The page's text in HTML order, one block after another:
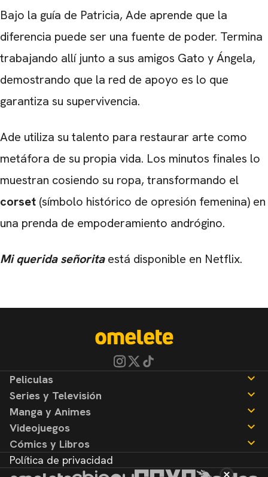
Bajo la guía de Patricia, Ade aprende que la
diferencia puede ser una fuente de poder. Termina
trabajando allí junto a sus amigos Gato y Ángela,
demostrando que la red de apoyo es lo que
garantiza su supervivencia.
Ade utiliza su talento para restaurar arte como
metáfora de su propia vida. Los minutos finales lo
muestran cosiendo su ropa, transformando el
corset (símbolo histórico de opresión femenina) en
una prenda de empoderamiento andrógino.
Mi querida señoritaestá disponible en Netflix.
Peliculas
Noticias
Reseñas
Series y Televisión
Noticias
Reseñas
Manga y Animes
Noticias
Reseñas
Videojuegos
Noticias
Reseñas
Cómics y Libros
Noticias
Política de privacidad